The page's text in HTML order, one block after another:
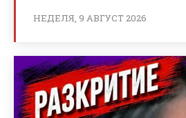
НЕДЕЛЯ, 9 АВГУСТ 2026